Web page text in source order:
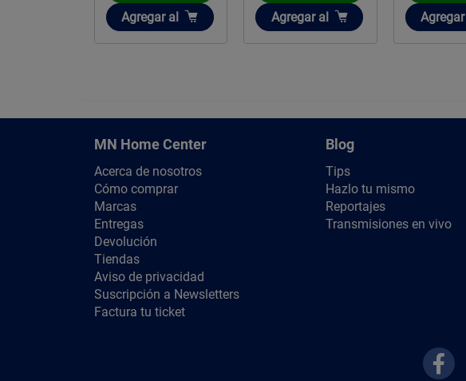
Añadir
Agregar al
Añadir
Agregar al
Añadir
Agregar
MN Home Center
Acerca de nosotros
Cómo comprar
Marcas
Entregas
Devolución
Tiendas
Aviso de privacidad
Suscripción a Newsletters
Factura tu ticket
Blog
Tips
Hazlo tu mismo
Reportajes
Transmisiones en vivo